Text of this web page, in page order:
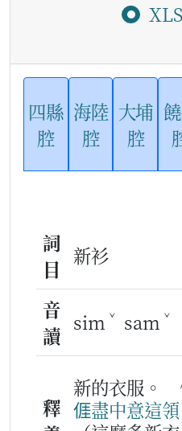
XLS
四縣
腔
海陸
腔
大埔
腔
詞
目
新衫
音
讀
sim ˇ sam ˇ
釋
新的衣服。
𠊎盡中意這領